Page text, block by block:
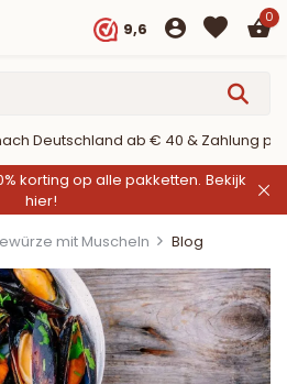
9,6
0
Webwinkelkeur ✔
korting op alle pakketten. Bekijk
hier!
mit Muscheln Blog